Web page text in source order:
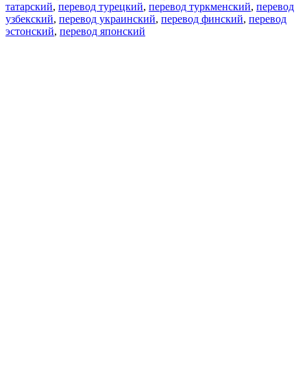
татарский, перевод турецкий, перевод туркменский, перевод
узбекский, перевод украинский, перевод финский, перевод
эстонский, перевод японский